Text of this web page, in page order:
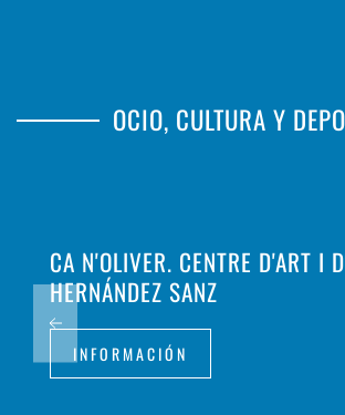
OCIO, CULTURA Y
CA N'OLIVER. CENTRE D'ART I
HERNÁNDEZ SANZ
INFORMACIÓN